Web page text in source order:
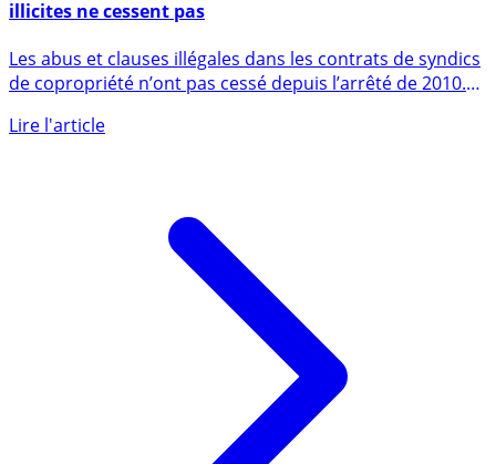
Syndics de copropriétés : Les abus tarifaires et clauses
Les abus et clauses illégales dans les contrats de syndics
de copropriété n’ont pas cessé depuis l’arrêté de 2010.
Les (...)